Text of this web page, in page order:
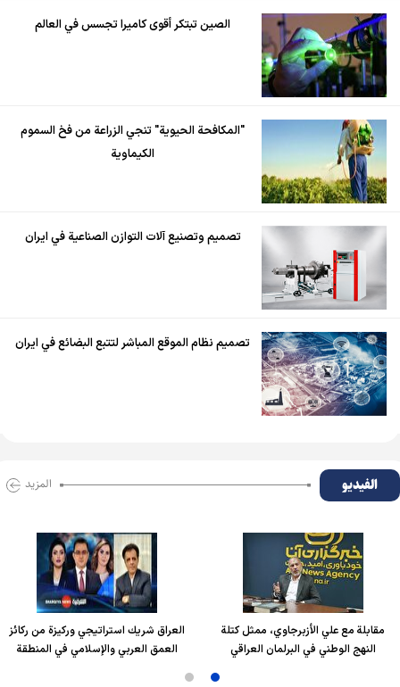
الصين تبتكر أقوى كاميرا تجسس في العالم
"المكافحة الحيوية" تنجي الزراعة من فخ السموم
الكيماوية
تصميم وتصنيع آلات التوازن الصناعية في ايران
تصميم نظام الموقع المباشر لتتبع البضائع في ايران
الفیدیو المزید
الأزبرجاوي، ممثل كتلة
في البرلمان العراقي
العراق شريك استراتيجي وركيزة من ركائز
العمق العربي والإسلامي في المنطقة
شاهد..